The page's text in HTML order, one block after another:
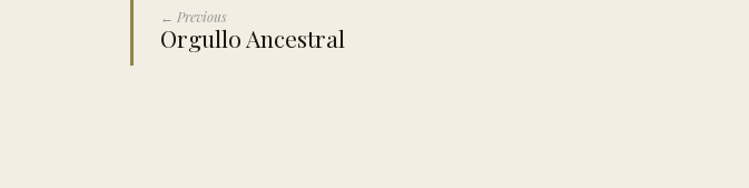
← Previous
Orgullo Ancestral